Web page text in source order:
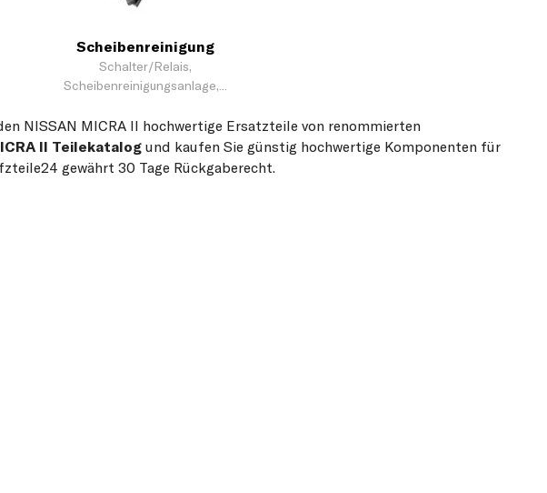
Scheibenreinigung
Schalter/Relais,
Scheibenreinigungsanlage,...
NISSAN MICRA II hochwertige Ersatzteile von renommierten
II Teilekatalogund kaufen Sie günstig hochwertige Komponenten für
gewährt 30 Tage Rückgaberecht.